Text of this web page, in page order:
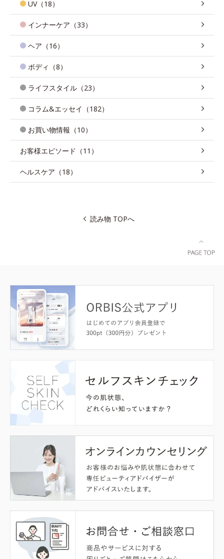
UV（18）
インナーケア（33）
ヘア（16）
ボディ（8）
ライフスタイル（23）
コラム&エッセイ（182）
お買い物情報（10）
お客様エピソード（11）
ヘルスケア（18）
読み物 TOPへ